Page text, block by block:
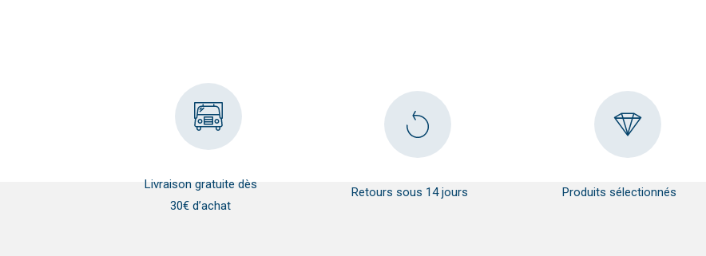
Livraison gratuite dès
30€ d’achat
Retours sous 14 jours Produits sélectionnés